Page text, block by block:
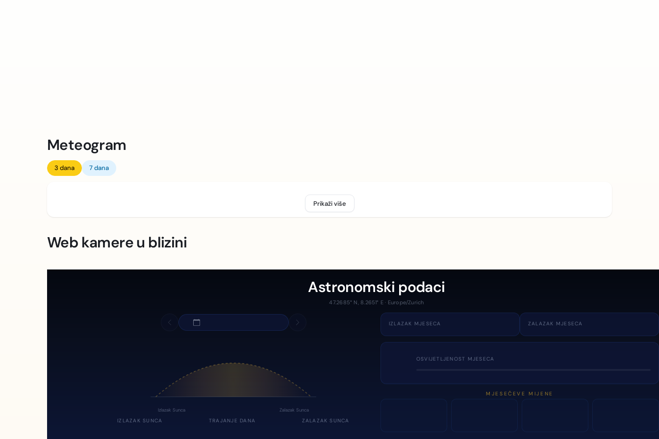
Meteogram
3 dana 7 dana
Prikaži više
Web kamere u blizini
Astronomski podaci
47.2685° N, 8.2651° E · Europe/Zurich
Izlazak Sunca Zalazak Sunca
IZLAZAK SUNCA TRAJANJE DANA ZALAZAK SUNCA
IZLAZAK MJESECA ZALAZAK MJESECA
OSVIJETLJENOST MJESECA
MJESEČEVE MIJENE